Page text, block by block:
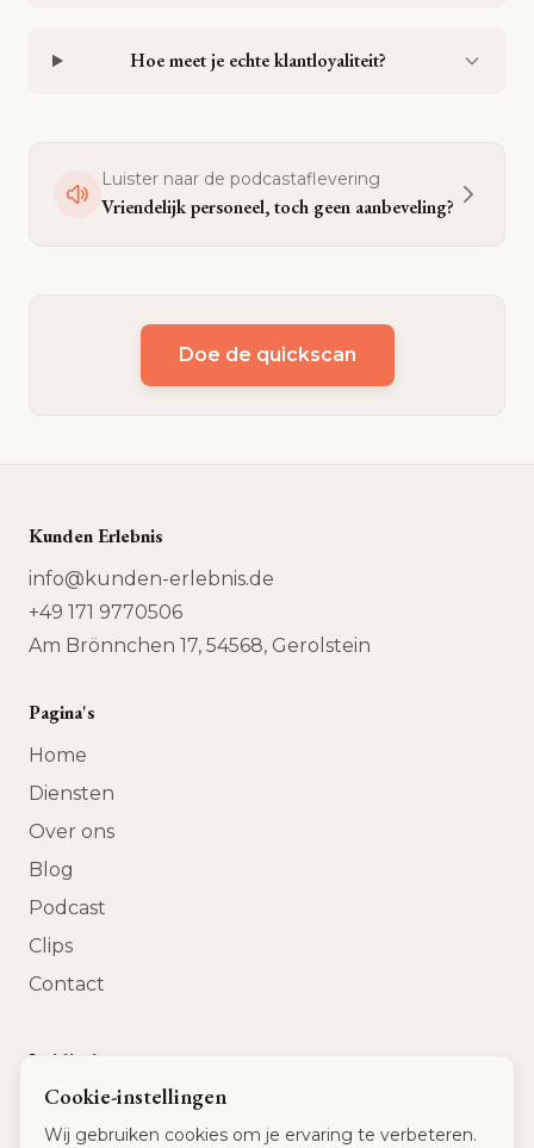
Hoe meet je echte klantloyaliteit?
Luister naar de podcastaflevering
Vriendelijk personeel, toch geen aanbeveling?
Doe de quickscan
Kunden Erlebnis
info@kunden-erlebnis.de
+49 171 9770506
Am Brönnchen 17, 54568, Gerolstein
Pagina's
Home
Diensten
Over ons
Blog
Podcast
Clips
Contact
Juridisch
Privacybeleid
Algemene voorwaarden
Cookie-instellingen
Wij gebruiken cookies om je ervaring te verbeteren.